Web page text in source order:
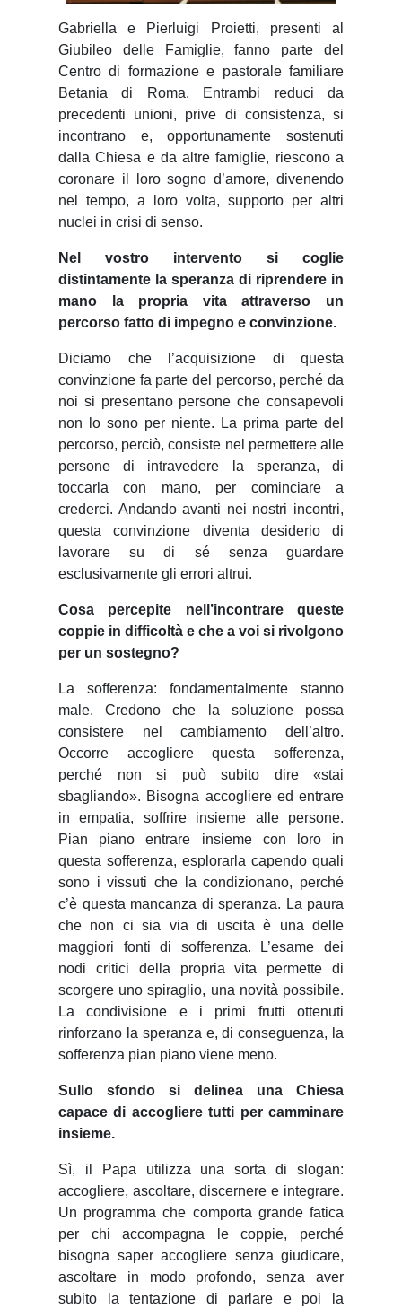
Gabriella e Pierluigi Proietti, presenti al
Giubileo delle Famiglie, fanno parte del
Centro di formazione e pastorale familiare
Betania di Roma. Entrambi reduci da
precedenti unioni, prive di consistenza, si
incontrano e, opportunamente sostenuti
dalla Chiesa e da altre famiglie, riescono a
coronare il loro sogno d’amore, divenendo
nel tempo, a loro volta, supporto per altri
nuclei in crisi di senso.
Nel vostro intervento si coglie
distintamente la speranza di riprendere in
mano la propria vita attraverso un
percorso fatto di impegno e convinzione.
Diciamo che l’acquisizione di questa
convinzione fa parte del percorso, perché da
noi si presentano persone che consapevoli
non lo sono per niente. La prima parte del
percorso, perciò, consiste nel permettere alle
persone di intravedere la speranza, di
toccarla con mano, per cominciare a
crederci. Andando avanti nei nostri incontri,
questa convinzione diventa desiderio di
lavorare su di sé senza guardare
esclusivamente gli errori altrui.
Cosa percepite nell’incontrare queste
coppie in difficoltà e che a voi si rivolgono
per un sostegno?
La sofferenza: fondamentalmente stanno
male. Credono che la soluzione possa
consistere nel cambiamento dell’altro.
Occorre accogliere questa sofferenza,
perché non si può subito dire «stai
sbagliando». Bisogna accogliere ed entrare
in empatia, soffrire insieme alle persone.
Pian piano entrare insieme con loro in
questa sofferenza, esplorarla capendo quali
sono i vissuti che la condizionano, perché
c’è questa mancanza di speranza. La paura
che non ci sia via di uscita è una delle
maggiori fonti di sofferenza. L’esame dei
nodi critici della propria vita permette di
scorgere uno spiraglio, una novità possibile.
La condivisione e i primi frutti ottenuti
rinforzano la speranza e, di conseguenza, la
sofferenza pian piano viene meno.
Sullo sfondo si delinea una Chiesa
capace di accogliere tutti per camminare
insieme.
Sì, il Papa utilizza una sorta di slogan:
accogliere, ascoltare, discernere e integrare.
Un programma che comporta grande fatica
per chi accompagna le coppie, perché
bisogna saper accogliere senza giudicare,
ascoltare in modo profondo, senza aver
subito la tentazione di parlare e poi la